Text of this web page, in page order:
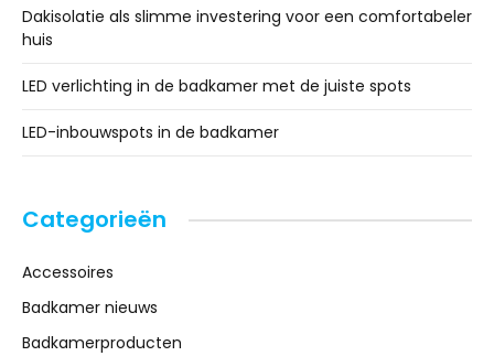
Dakisolatie als slimme investering voor een comfortabeler
huis
LED verlichting in de badkamer met de juiste spots
LED-inbouwspots in de badkamer
Categorieën
Accessoires
Badkamer nieuws
Badkamerproducten